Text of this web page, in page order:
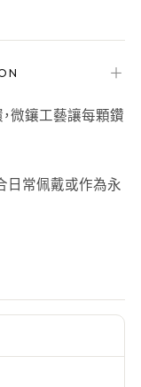
＋
微鑲工藝讓每顆鑽
日常佩戴或作為永